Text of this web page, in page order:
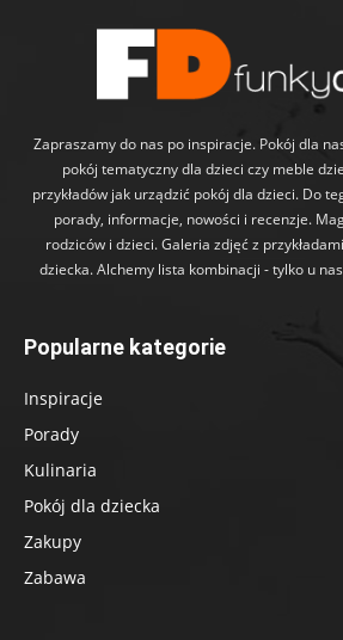
Zapraszamy do nas po inspiracje. Pokój dla
pokój tematyczny dla dzieci czy meble
przykładów jak urządzić pokój dla dzieci. Do
porady, informacje, nowości i recenzje.
rodziców i dzieci. Galeria zdjęć z
dziecka. Alchemy lista kombinacji - tylko u
Popularne kategorie
Inspiracje
Porady
Kulinaria
Pokój dla dziecka
Zakupy
Zabawa